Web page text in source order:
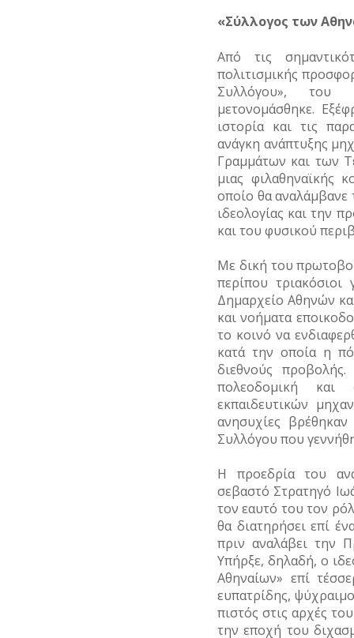
«Σύλλογος των
Από τις
πολιτισμικής
Συλλόγου», του
μετονομάσθηκε.
ιστορία και τις
ανάγκη ανάπτυξης
Γραμμάτων και των
μιας φιλαθηναϊκής
οποίο θα αναλάμβανε
ιδεολογίας και την
και του φυσικού
Με δική του
περίπου τριακόσιοι
Δημαρχείο Αθηνών
και νοήματα
το κοινό να
κατά την οποία η
διεθνούς
πολεοδομική και
εκπαιδευτικών
ανησυχίες
Συλλόγου που
Η προεδρία του
σεβαστό Στρατηγό
τον εαυτό του τον
θα διατηρήσει επί
πριν αναλάβει την
Υπήρξε, δηλαδή, ο
Αθηναίων» επί
ευπατρίδης,
πιστός στις αρχές
την εποχή του